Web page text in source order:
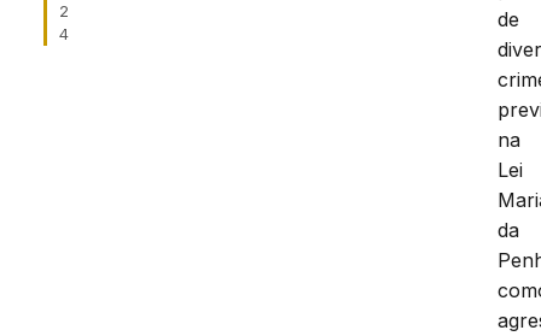
2
4
de
na
Lei
da